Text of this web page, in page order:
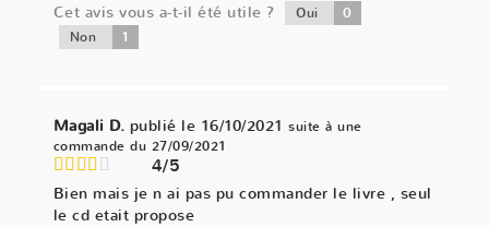
Cet avis vous a-t-il été utile ?
Oui 0
Non 1
Magali D. publié le 16/10/2021 suite à une
commande du 27/09/2021
4/5
Bien mais je n ai pas pu commander le livre , seul
le cd etait propose